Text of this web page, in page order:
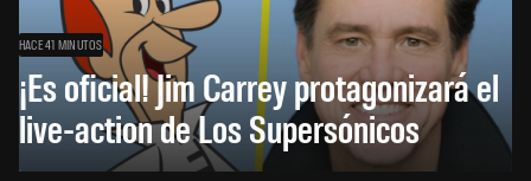
HACE 41 MINUTOS
¡Es oficial! Jim Carrey protagonizará el
live-action de Los Supersónicos